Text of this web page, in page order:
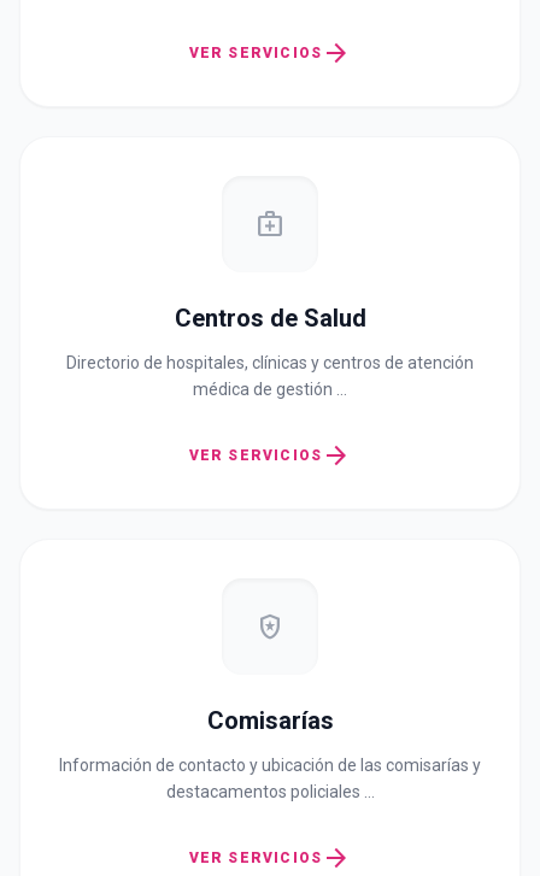
VER SERVICIOS arrow_forward
medical_services
Centros de Salud
Directorio de hospitales, clínicas y centros de atención
médica de gestión …
VER SERVICIOS arrow_forward
local_police
Comisarías
Información de contacto y ubicación de las comisarías y
destacamentos policiales …
VER SERVICIOS arrow_forward